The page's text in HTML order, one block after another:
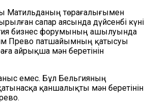
Матильданың төрағалығымен
сапар аясында дүйсенбі күні
бизнес форумының ашылуында
Прево патшайымның қатысуы
айрықша мән беретінін
емес. Бұл Бельгияның
қаншалықты мән беретінін